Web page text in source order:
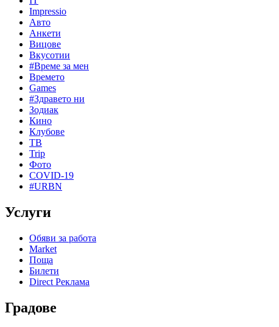
Impressio
Авто
Анкети
Вицове
Вкусотии
#Време за мен
Времето
Games
#Здравето ни
Зодиак
Кино
Клубове
ТВ
Trip
Фото
COVID-19
#URBN
Услуги
Обяви за работа
Market
Поща
Билети
Direct Реклама
Градове